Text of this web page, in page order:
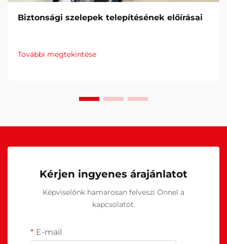
Biztonsági szelepek telepítésének előírásai
További megtekintése
Kérjen ingyenes árajánlatot
Képviselőnk hamarosan felveszi Önnel a
kapcsolatot.
E-mail